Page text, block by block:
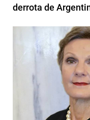
derrota de